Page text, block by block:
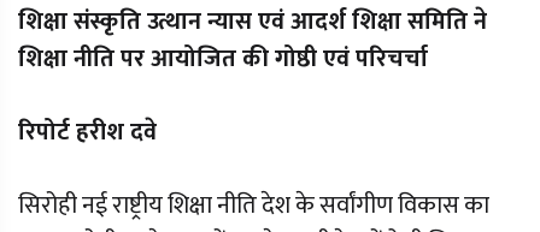
शिक्षा संस्कृति उत्थान न्यास एवं आदर्श शिक्षा समिति ने
शिक्षा नीति पर आयोजित की गोष्ठी एवं परिचर्चा
रिपोर्ट हरीश दवे
सिरोही नई राष्ट्रीय शिक्षा नीति देश के सर्वांगीण विकास का